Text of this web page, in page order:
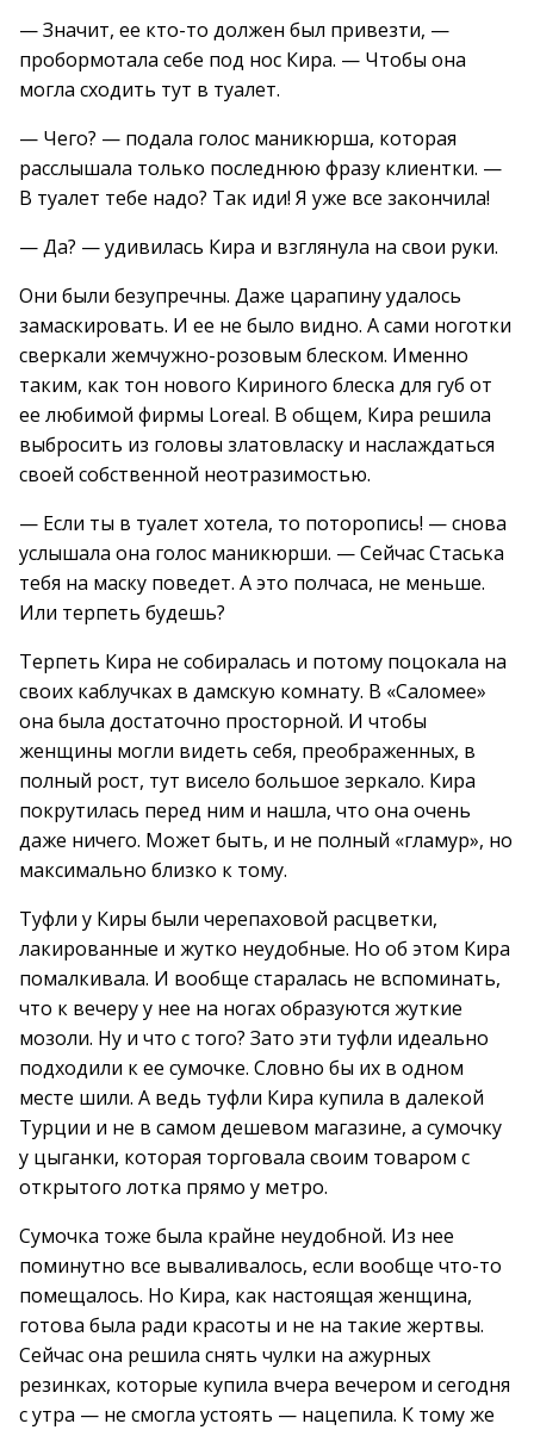
— Значит, ее кто-то должен был привезти, —
пробормотала себе под нос Кира. — Чтобы она
могла сходить тут в туалет.
— Чего? — подала голос маникюрша, которая
расслышала только последнюю фразу клиентки. —
В туалет тебе надо? Так иди! Я уже все закончила!
— Да? — удивилась Кира и взглянула на свои руки.
Они были безупречны. Даже царапину удалось
замаскировать. И ее не было видно. А сами ноготки
сверкали жемчужно-розовым блеском. Именно
таким, как тон нового Кириного блеска для губ от
ее любимой фирмы Loreal. В общем, Кира решила
выбросить из головы златовласку и наслаждаться
своей собственной неотразимостью.
— Если ты в туалет хотела, то поторопись! — снова
услышала она голос маникюрши. — Сейчас Стаська
тебя на маску поведет. А это полчаса, не меньше.
Или терпеть будешь?
Терпеть Кира не собиралась и потому поцокала на
своих каблучках в дамскую комнату. В «Саломее»
она была достаточно просторной. И чтобы
женщины могли видеть себя, преображенных, в
полный рост, тут висело большое зеркало. Кира
покрутилась перед ним и нашла, что она очень
даже ничего. Может быть, и не полный «гламур», но
максимально близко к тому.
Туфли у Киры были черепаховой расцветки,
лакированные и жутко неудобные. Но об этом Кира
помалкивала. И вообще старалась не вспоминать,
что к вечеру у нее на ногах образуются жуткие
мозоли. Ну и что с того? Зато эти туфли идеально
подходили к ее сумочке. Словно бы их в одном
месте шили. А ведь туфли Кира купила в далекой
Турции и не в самом дешевом магазине, а сумочку
у цыганки, которая торговала своим товаром с
открытого лотка прямо у метро.
Сумочка тоже была крайне неудобной. Из нее
поминутно все вываливалось, если вообще что-то
помещалось. Но Кира, как настоящая женщина,
готова была ради красоты и не на такие жертвы.
Сейчас она решила снять чулки на ажурных
резинках, которые купила вчера вечером и сегодня
с утра — не смогла устоять — нацепила. К тому же